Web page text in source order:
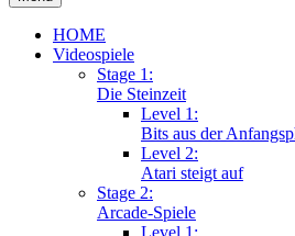
HOME
Videospiele
Stage 1:
Die Steinzeit
Level 1:
Bits aus der
Level 2:
Atari steigt auf
Stage 2:
Arcade-Spiele
Level 1: